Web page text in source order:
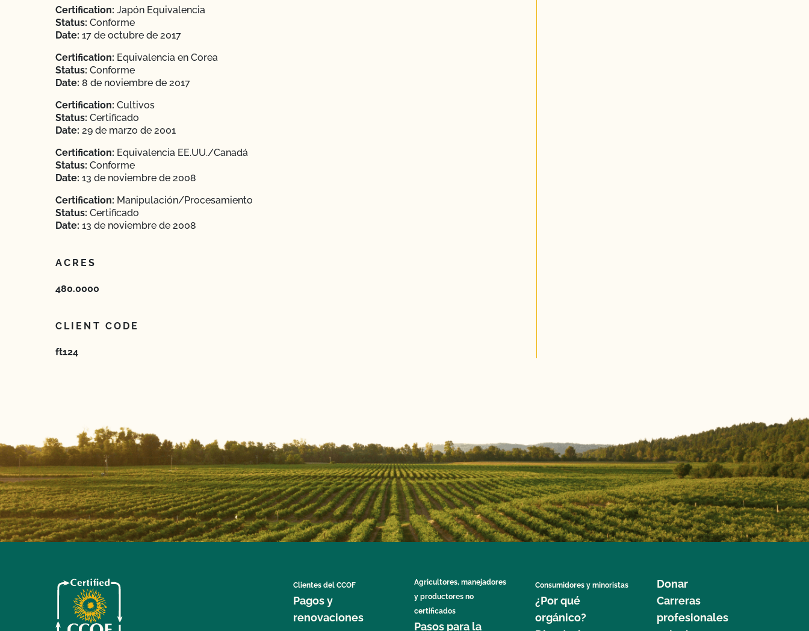
Certification: Japón Equivalencia
Status: Conforme
Date: 17 de octubre de 2017
Certification: Equivalencia en Corea
Status: Conforme
Date: 8 de noviembre de 2017
Certification: Cultivos
Status: Certificado
Date: 29 de marzo de 2001
Certification: Equivalencia EE.UU./Canadá
Status: Conforme
Date: 13 de noviembre de 2008
Certification: Manipulación/Procesamiento
Status: Certificado
Date: 13 de noviembre de 2008
ACRES
480.0000
CLIENT CODE
ft124
Clientes del CCOF
Pagos y
renovaciones
Agricultores, manejadores
y productores no
certificados
Pasos para la
Consumidores y minoristas
¿Por qué
orgánico?
Donar
Carreras
profesionales